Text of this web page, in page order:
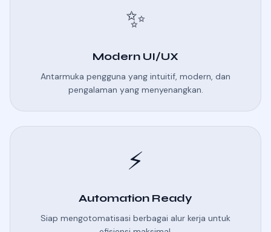
✨
Modern UI/UX
Antarmuka pengguna yang intuitif, modern, dan
pengalaman yang menyenangkan.
⚡
Automation Ready
Siap mengotomatisasi berbagai alur kerja untuk